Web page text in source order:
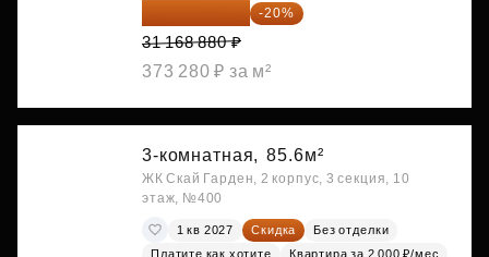
24 935 104 ₽ -20%
31 168 880 ₽
373 280 ₽ за м²
3-комнатная, 85.6м²
ЖК Скай Гарден, 2 корпус, 3 секция, 10
этаж, №400
1 кв 2027 Скидка
Без отделки
Платите как хотите
Квартира за 2 000 ₽/мес